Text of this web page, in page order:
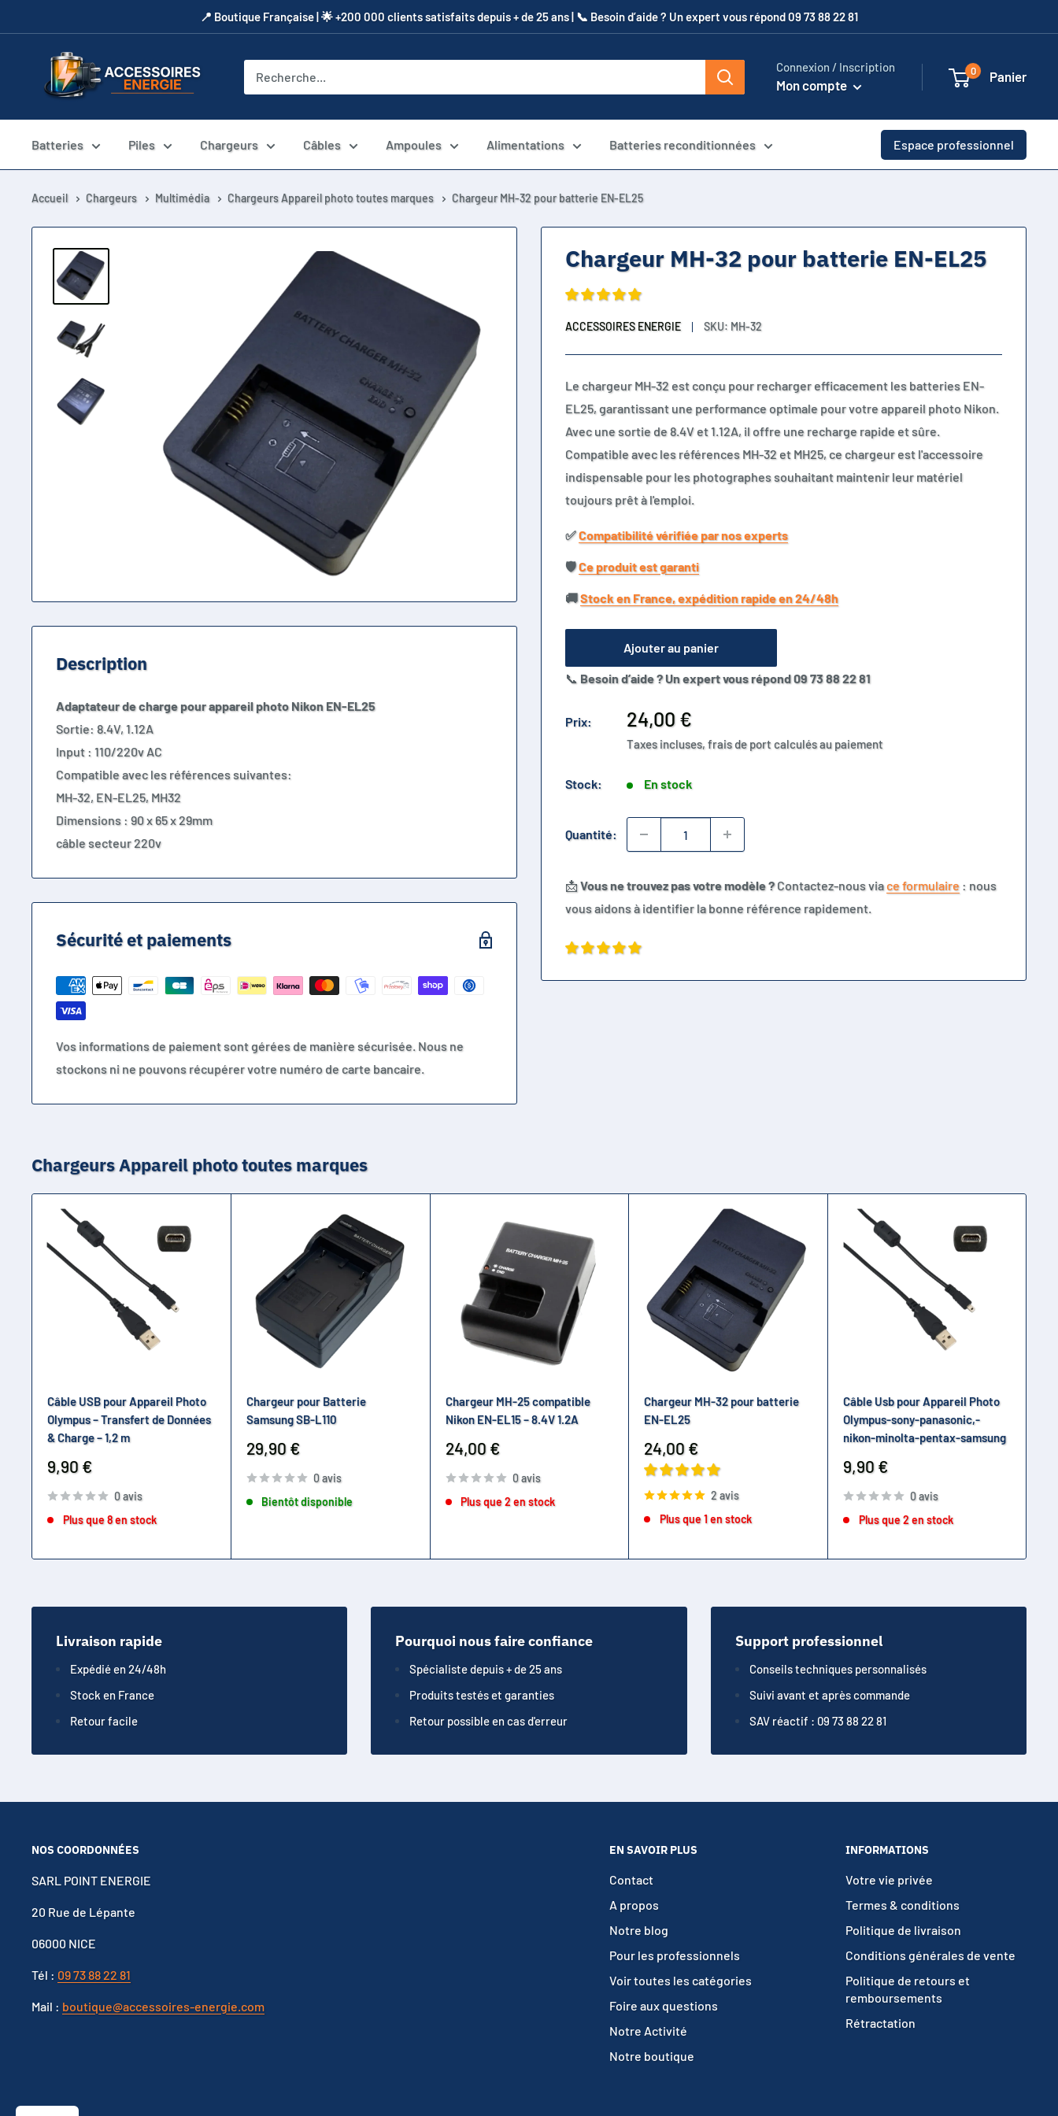
au
​📍​ Boutique Française | 🌟 +200 000 clients satisfaits depuis + de 25 ans | 📞​ Besoin d’aide ? Un expert vous répond 09 73 88 22 81
Accessoires
Energie
Connexion / Inscription
Mon compte
0 Panier
Batteries Piles Chargeurs Câbles Ampoules Alimentations Batteries reconditionnées Espace professionnel
Accueil Chargeurs Multimédia Chargeurs Appareil photo toutes marques Chargeur MH-32 pour batterie EN-EL25
Chargeur MH-32 pour batterie EN-EL25
ACCESSOIRES ENERGIE SKU: MH-32
Le chargeur MH-32 est conçu pour recharger efficacement les batteries EN-
EL25, garantissant une performance optimale pour votre appareil photo Nikon.
Avec une sortie de 8.4V et 1.12A, il offre une recharge rapide et sûre.
Compatible avec les références MH-32 et MH25, ce chargeur est l'accessoire
indispensable pour les photographes souhaitant maintenir leur matériel
toujours prêt à l'emploi.
✅​Compatibilité vérifiée par nos experts
🛡️​Ce produit est garanti
🚚​Stock en France, expédition rapide en 24/48h
Ajouter au panier
📞 Besoin d’aide ? Un expert vous répond 09 73 88 22 81
Prix:
Prix
réduit
24,00 €
Taxes incluses, frais de port calculés au paiement
Stock: En stock
Quantité:
📩Vous ne trouvez pas votre modèle ?Contactez-nous viace formulaire : nous
vous aidons à identifier la bonne référence rapidement.
Description
Adaptateur de charge pour appareil photo Nikon EN-EL25
Sortie: 8.4V, 1.12A
Input : 110/220v AC
Compatible avec les références suivantes:
MH-32, EN-EL25, MH32
Dimensions : 90 x 65 x 29mm
câble secteur 220v
Sécurité et paiements
Vos informations de paiement sont gérées de manière sécurisée. Nous ne
stockons ni ne pouvons récupérer votre numéro de carte bancaire.
Chargeurs Appareil photo toutes marques
Câble USB pour Appareil Photo
Olympus – Transfert de Données
& Charge – 1,2 m
Prix
réduit
9,90 €
0 avis
Plus que 8 en stock
Chargeur pour Batterie
Samsung SB-L110
Prix
réduit
29,90 €
0 avis
Bientôt disponible
Chargeur MH-25 compatible
Nikon EN-EL15 – 8.4V 1.2A
Prix
réduit
24,00 €
0 avis
Plus que 2 en stock
Chargeur MH-32 pour batterie
EN-EL25
Prix
réduit
24,00 €
2 avis
Plus que 1 en stock
Câble Usb pour Appareil Photo
Olympus-sony-panasonic,-
nikon-minolta-pentax-samsung
Prix
réduit
9,90 €
0 avis
Plus que 2 en stock
Livraison rapide
Expédié en 24/48h
Stock en France
Retour facile
Pourquoi nous faire confiance
Spécialiste depuis + de 25 ans
Produits testés et garanties
Retour possible en cas d'erreur
Support professionnel
Conseils techniques personnalisés
Suivi avant et après commande
SAV réactif : 09 73 88 22 81
NOS COORDONNÉES
SARL POINT ENERGIE
20 Rue de Lépante
06000 NICE
Tél : 09 73 88 22 81
Mail : boutique@accessoires-energie.com
EN SAVOIR PLUS
Contact
A propos
Notre blog
Pour les professionnels
Voir toutes les catégories
Foire aux questions
Notre Activité
Notre boutique
INFORMATIONS
Votre vie privée
Termes & conditions
Politique de livraison
Conditions générales de vente
Politique de retours et
remboursements
Rétractation